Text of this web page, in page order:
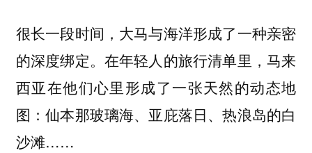
很长一段时间，大马与海洋形成了一种亲密
的深度绑定。在年轻人的旅行清单里，马来
西亚在他们心里形成了一张天然的动态地
图：仙本那玻璃海、亚庇落日、热浪岛的白
沙滩……